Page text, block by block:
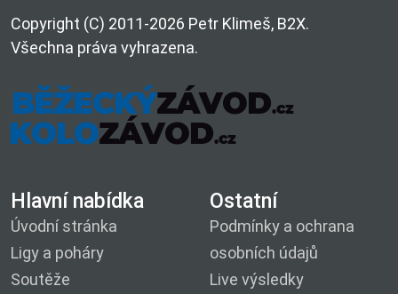
Copyright (C) 2011-2026 Petr Klimeš, B2X.
Všechna práva vyhrazena.
Hlavní nabídka
Úvodní stránka
Ligy a poháry
Soutěže
Ostatní
Podmínky a ochrana
osobních údajů
Live výsledky